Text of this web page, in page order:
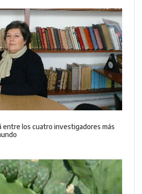
entre los cuatro investigadores más